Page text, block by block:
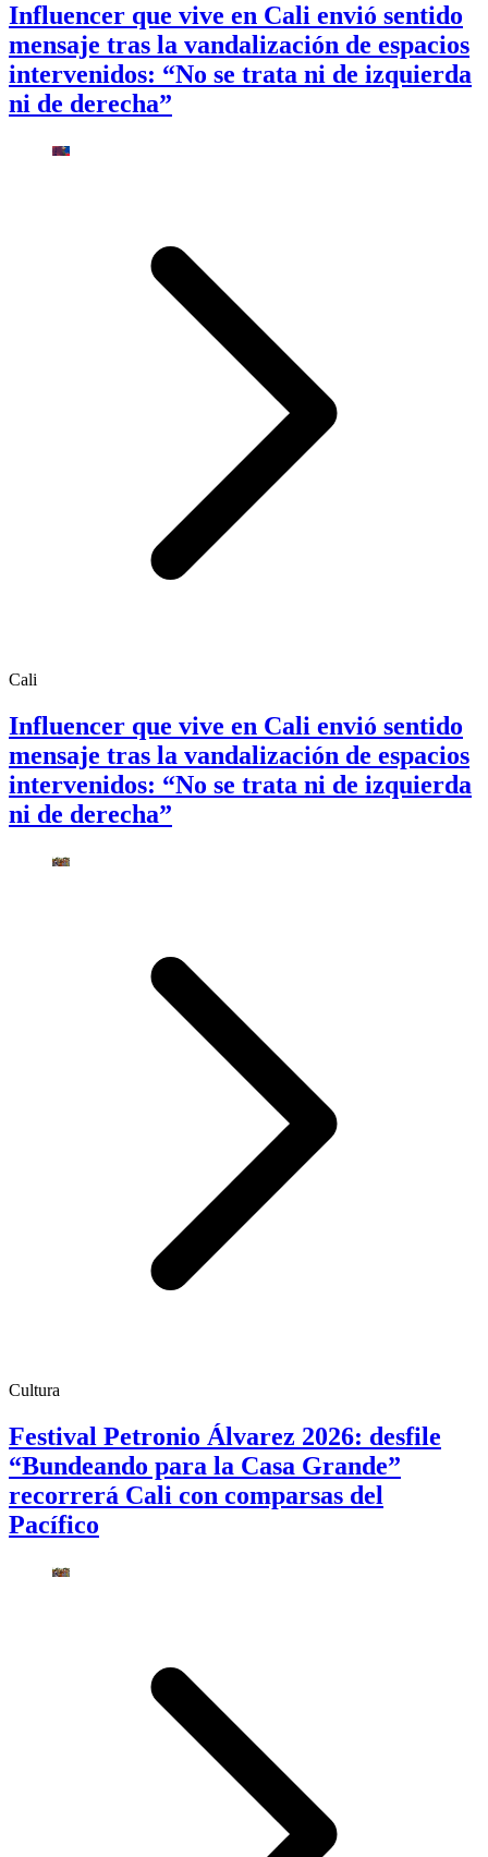
Influencer que vive en Cali envió sentido
mensaje tras la vandalización de espacios
intervenidos: “No se trata ni de izquierda
ni de derecha”
Cali
Influencer que vive en Cali envió sentido
mensaje tras la vandalización de espacios
intervenidos: “No se trata ni de izquierda
ni de derecha”
Cultura
Festival Petronio Álvarez 2026: desfile
“Bundeando para la Casa Grande”
recorrerá Cali con comparsas del
Pacífico